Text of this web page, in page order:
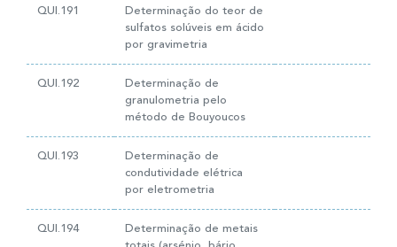
QUI.191
Determinação do teor de
sulfatos solúveis em ácido
por gravimetria
QUI.192
Determinação de
granulometria pelo
método de Bouyoucos
QUI.193
Determinação de
condutividade elétrica
por eletrometria
QUI.194
Determinação de metais